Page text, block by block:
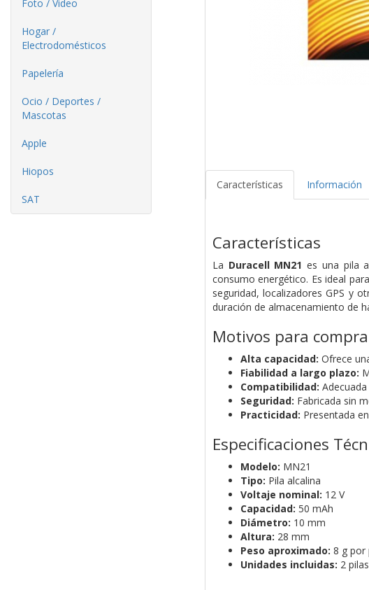
Foto / Video
Hogar /
Electrodomésticos
Papelería
Ocio / Deportes /
Mascotas
Apple
Hiopos
SAT
Características Información
Características
La Duracell MN21 es una pila
consumo energético. Es ideal
seguridad, localizadores GPS y
duración de almacenamiento de
Motivos para
Alta capacidad: Ofrece
Fiabilidad a largo plazo:
Compatibilidad:
Seguridad: Fabricada sin
Practicidad: Presentada
Especificaciones
Modelo: MN21
Tipo: Pila alcalina
Voltaje nominal: 12 V
Capacidad: 50 mAh
Diámetro: 10 mm
Altura: 28 mm
Peso aproximado: 8 g por
Unidades incluidas: 2 pilas